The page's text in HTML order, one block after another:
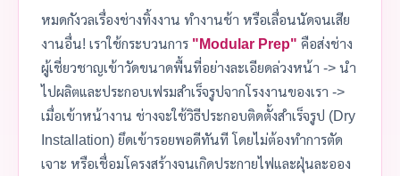
หมดกังวลเรื่องช่างทิ้งงาน ทำงานช้า หรือเลื่อนนัดจนเสีย
งานอื่น! เราใช้กระบวนการ "Modular Prep" คือส่งช่าง
ผู้เชี่ยวชาญเข้าวัดขนาดพื้นที่อย่างละเอียดล่วงหน้า -> นำ
ไปผลิตและประกอบเฟรมสำเร็จรูปจากโรงงานของเรา ->
เมื่อเข้าหน้างาน ช่างจะใช้วิธีประกอบติดตั้งสำเร็จรูป (Dry
Installation) ยึดเข้ารอยพอดีทันที โดยไม่ต้องทำการตัด
เจาะ หรือเชื่อมโครงสร้างจนเกิดประกายไฟและฝุ่นละออง